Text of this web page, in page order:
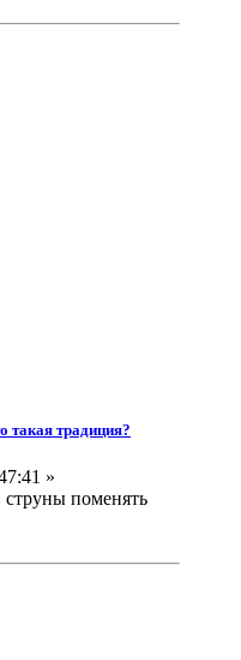
такая традиция?
»
струны поменять